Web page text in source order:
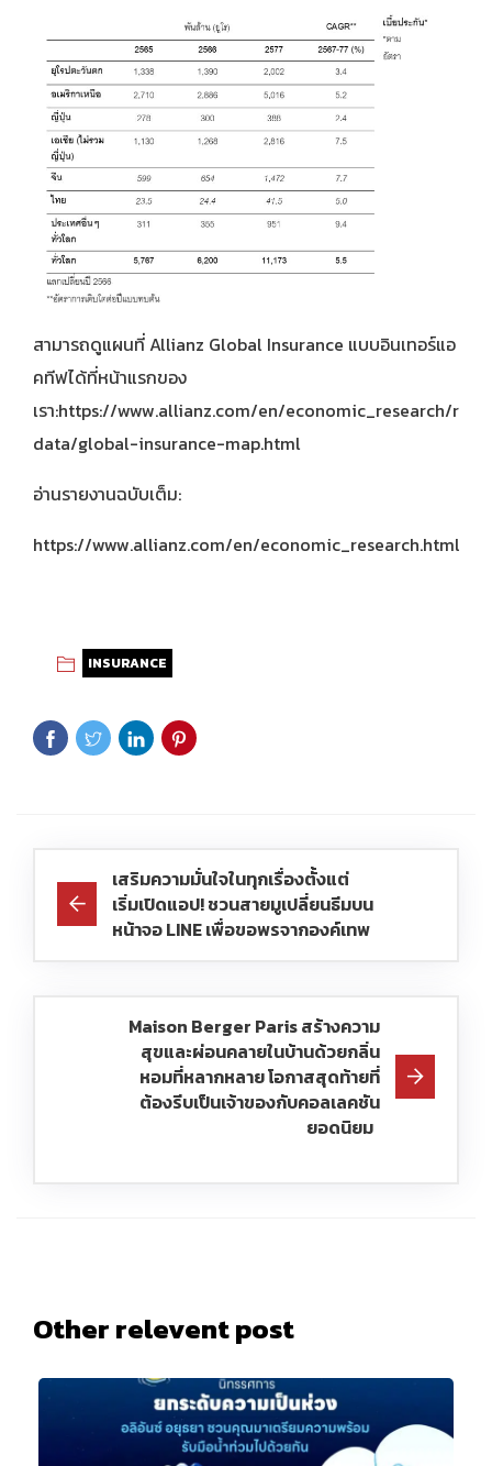
สามารถดูแผนที่ Allianz Global Insurance แบบอินเทอร์แอ
คทีฟได้ที่หน้าแรกของ
เรา:https://www.allianz.com/en/economic_research/
data/global-insurance-map.html
อ่านรายงานฉบับเต็ม:
https://www.allianz.com/en/economic_research.html
INSURANCE
เสริมความมั่นใจในทุกเรื่องตั้งแต่
เริ่มเปิดแอป! ชวนสายมูเปลี่ยนธีมบน
หน้าจอ LINE เพื่อขอพรจากองค์เทพ
Maison Berger Paris สร้างความ
สุขและผ่อนคลายในบ้านด้วยกลิ่น
หอมที่หลากหลาย โอกาสสุดท้ายที่
ต้องรีบเป็นเจ้าของกับคอลเลคชัน
ยอดนิยม
Other relevent post